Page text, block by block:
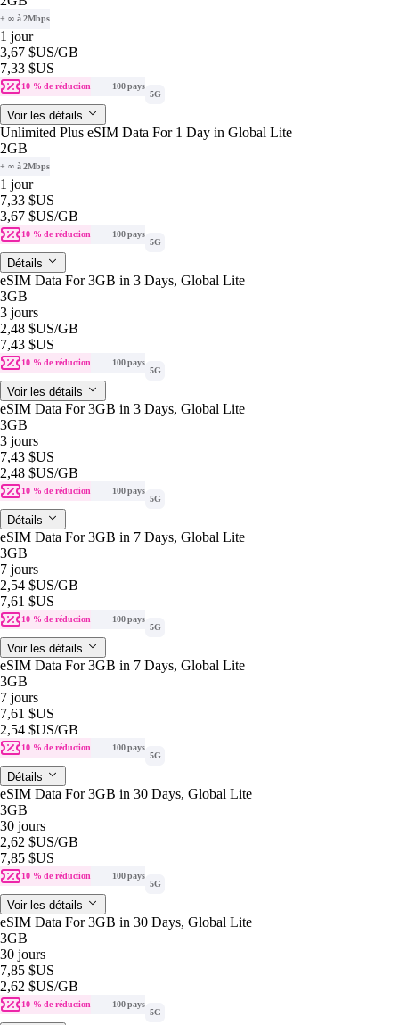
+ ∞ à 2Mbps
1 jour
3,67 $US/GB
7,33 $US
10 % de réduction
100 pays
5G
Voir les détails
Unlimited Plus eSIM Data For 1 Day in Global Lite
2GB
+ ∞ à 2Mbps
1 jour
7,33 $US
3,67 $US/GB
10 % de réduction
100 pays
5G
Détails
eSIM Data For 3GB in 3 Days, Global Lite
3GB
3 jours
2,48 $US/GB
7,43 $US
10 % de réduction
100 pays
5G
Voir les détails
eSIM Data For 3GB in 3 Days, Global Lite
3GB
3 jours
7,43 $US
2,48 $US/GB
10 % de réduction
100 pays
5G
Détails
eSIM Data For 3GB in 7 Days, Global Lite
3GB
7 jours
2,54 $US/GB
7,61 $US
10 % de réduction
100 pays
5G
Voir les détails
eSIM Data For 3GB in 7 Days, Global Lite
3GB
7 jours
7,61 $US
2,54 $US/GB
10 % de réduction
100 pays
5G
Détails
eSIM Data For 3GB in 30 Days, Global Lite
3GB
30 jours
2,62 $US/GB
7,85 $US
10 % de réduction
100 pays
5G
Voir les détails
eSIM Data For 3GB in 30 Days, Global Lite
3GB
30 jours
7,85 $US
2,62 $US/GB
10 % de réduction
100 pays
5G